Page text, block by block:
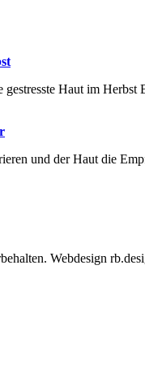
Haut im
und der Haut die
Webdesign